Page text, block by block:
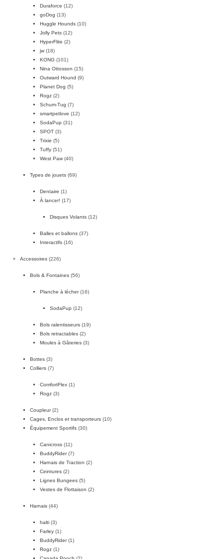
Duraforce (12)
goDog (13)
Huggle Hounds (10)
Jolly Pets (12)
HyperFlite (2)
jw (18)
KONG (101)
Nina Ottosson (15)
Outward Hound (9)
Planet Dog (5)
Rogz (2)
Schum-Tug (7)
smartpetlove (12)
SodaPup (31)
SPOT (3)
Trixie (5)
Tuffy (51)
West Paw (40)
Types de jouets (69)
Dentaire (1)
À lancer! (17)
Disques Volants (12)
Balles et ballons (37)
Interactifs (16)
Accessoires (226)
Bols & Fontaines (56)
Planche à lécher (16)
SodaPup (12)
Bols ralentisseurs (19)
Bols retractables (2)
Moules à Gâteries (3)
Bottes (3)
Colliers (7)
ComfortFlex (1)
Rogz (3)
Coupleur (2)
Cages, Enclos et transporteurs (10)
Équipement Sportifs (30)
Canicross (11)
BuddyRider (7)
Harnais de Traction (2)
Ceintures (2)
Lignes Bungees (5)
Vestes de Flottaison (2)
Harnais (44)
halti (3)
Farley (1)
BuddyRider (1)
Rogz (1)